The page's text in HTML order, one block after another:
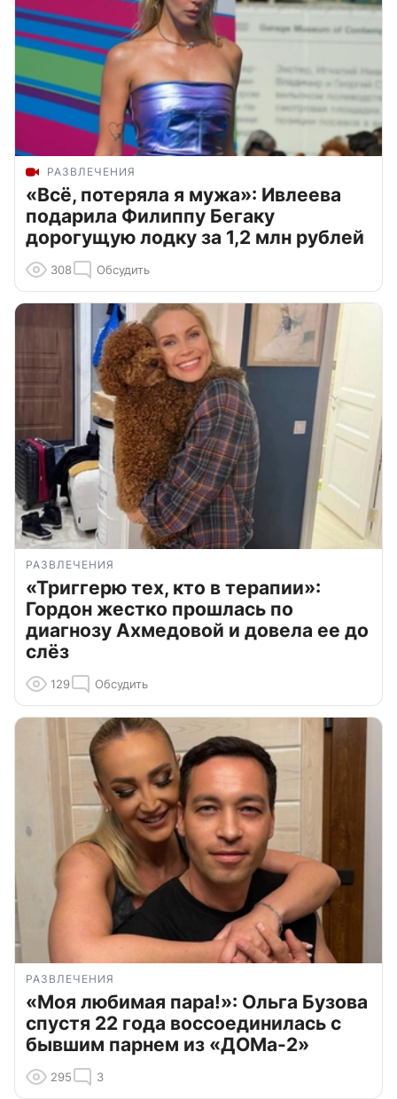
РАЗВЛЕЧЕНИЯ
«Всё, потеряла я мужа»: Ивлеева
подарила Филиппу Бегаку
дорогущую лодку за 1,2 млн рублей
308 Обсудить
РАЗВЛЕЧЕНИЯ
«Триггерю тех, кто в терапии»:
Гордон жестко прошлась по
диагнозу Ахмедовой и довела ее до
слёз
129 Обсудить
РАЗВЛЕЧЕНИЯ
«Моя любимая пара!»: Ольга Бузова
спустя 22 года воссоединилась с
бывшим парнем из «ДОМа-2»
295 3